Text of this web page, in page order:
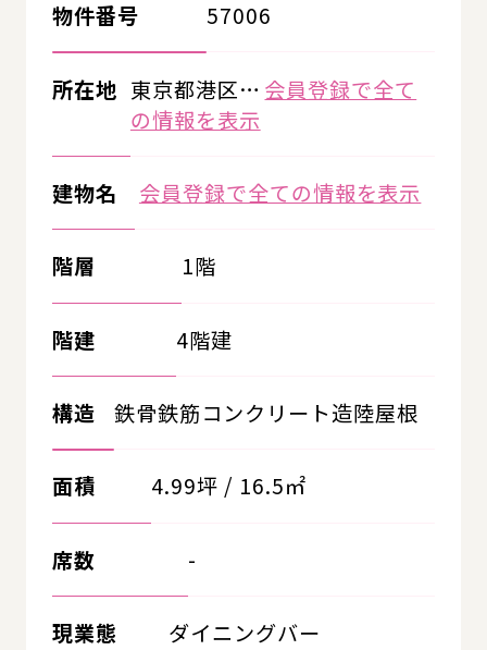
物件番号 57006
所在地 東京都港区… 会員登録で全て
の情報を表示
建物名 会員登録で全ての情報を表示
階層 1階
階建 4階建
構造 鉄骨鉄筋コンクリート造陸屋根
面積 4.99坪 / 16.5㎡
席数 -
現業態 ダイニングバー